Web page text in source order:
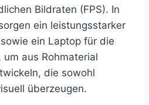
Bildraten (FPS). In
ein leistungsstarker
ein Laptop für die
aus Rohmaterial
die sowohl
überzeugen.